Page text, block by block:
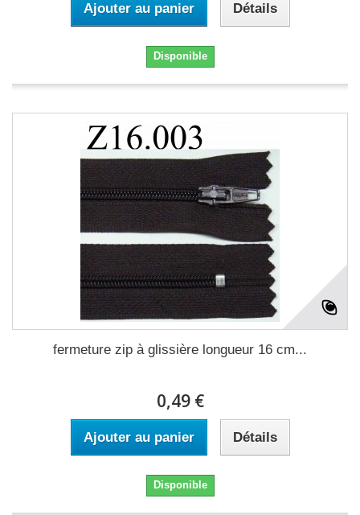
Ajouter au panier Détails
Disponible
fermeture zip à glissière longueur 16 cm...
0,49 €
Ajouter au panier Détails
Disponible